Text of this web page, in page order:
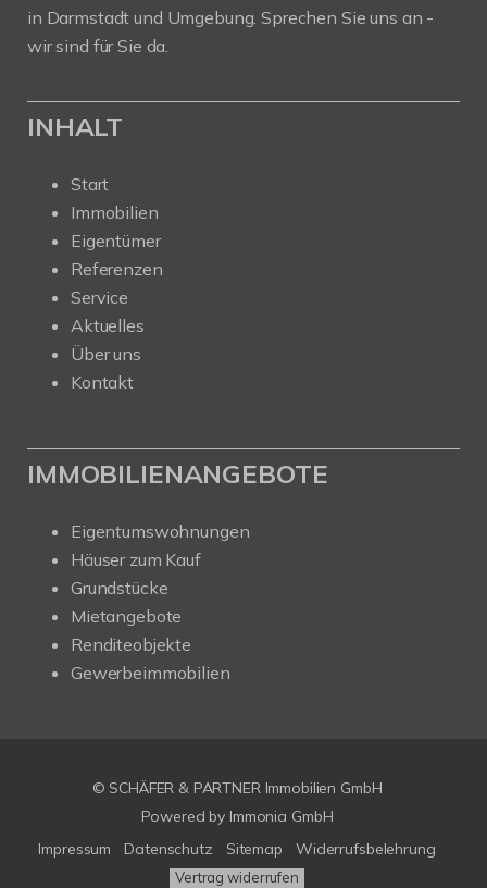
in Darmstadt und Umgebung. Sprechen Sie uns an -
wir sind für Sie da.
INHALT
Start
Immobilien
Eigentümer
Referenzen
Service
Aktuelles
Über uns
Kontakt
IMMOBILIENANGEBOTE
Eigentumswohnungen
Häuser zum Kauf
Grundstücke
Mietangebote
Renditeobjekte
Gewerbeimmobilien
© SCHÄFER & PARTNER Immobilien GmbH
Powered by Immonia GmbH
Impressum
Datenschutz Sitemap Widerrufsbelehrung
Vertrag widerrufen